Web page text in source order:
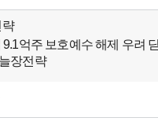
략
억주 보호예수 해제 우려
장전략